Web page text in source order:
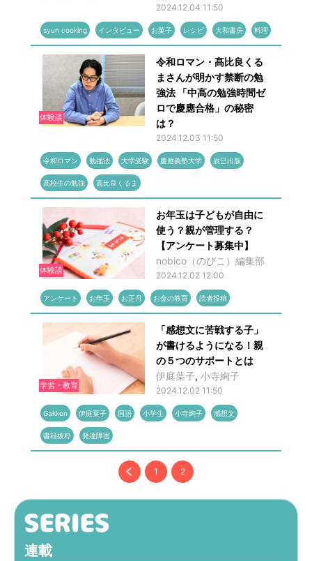
2024.12.04 11:50
syun cooking インタビュー お菓子 レシピ 大和書房 料理
体験談
令和ロマン・髙比良くる
まさんが明かす禁断の勉
強法 「中高の勉強時間ゼ
ロで慶應合格」の秘密
は？
2024.12.03 11:50
令和ロマン 勉強法 大学受験 慶應義塾大学 辰巳出版
高校生の勉強 高比良くるま
体験談
お年玉は子どもが自由に
使う？親が管理する？
【アンケート募集中】
nobico（のびこ）編集部
2024.12.02 12:00
アンケート お年玉 お正月 お金の教育 読者投稿
学習・教育
「感想文に苦戦する子」
が書けるようになる！親
の５つのサポートとは
伊庭葉子, 小寺絢子
2024.12.02 11:50
Gakken 伊庭葉子 国語 小学生 小寺絢子 感想文
書籍抜粋 発達障害
1 2
連載